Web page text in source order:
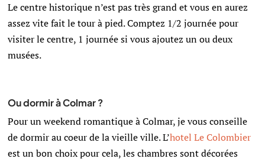
Le centre historique n’est pas très grand et vous en aurez
assez vite fait le tour à pied. Comptez 1/2 journée pour
visiter le centre, 1 journée si vous ajoutez un ou deux
musées.
Ou dormir à Colmar ?
Pour un weekend romantique à Colmar, je vous conseille
de dormir au coeur de la vieille ville. L’hotel Le Colombier
est un bon choix pour cela, les chambres sont décorées